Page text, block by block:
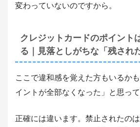
変わっていないのですから。
クレジットカードのポイント
る｜見落としがちな「残され
ここで違和感を覚えた方もいるか
イントが全部なくなった」と思って
正確には違います。禁止されたの